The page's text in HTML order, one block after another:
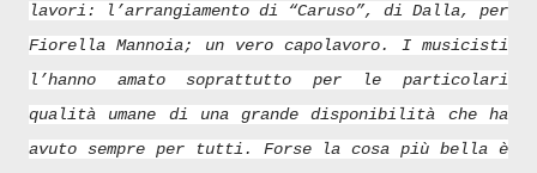
lavori: l’arrangiamento di “Caruso”, di Dalla, per
Fiorella Mannoia; un vero capolavoro. I musicisti
l’hanno amato soprattutto per le particolari
qualità umane di una grande disponibilità che ha
avuto sempre per tutti. Forse la cosa più bella è